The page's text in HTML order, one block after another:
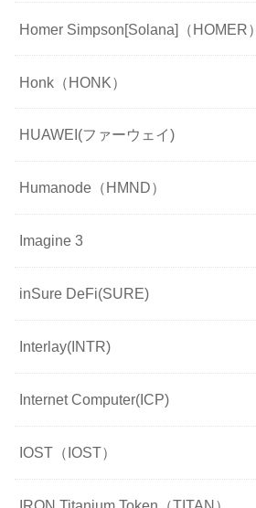
Homer Simpson[Solana]（HOMER）
Honk（HONK）
HUAWEI(ファーウェイ)
Humanode（HMND）
Imagine 3
inSure DeFi(SURE)
Interlay(INTR)
Internet Computer(ICP)
IOST（IOST）